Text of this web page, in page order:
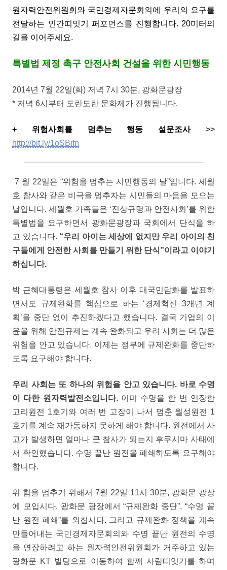
원자력안전위원회와 국민경제자문회의에 우리의 요구를
전달하는 인간띠잇기 퍼포먼스를 진행합니다. 20미터의
길을 이어주세요.
특별법 제정 촉구 안전사회 건설을 위한 시민행동
2014년 7월 22일(화) 저녁 7시 30분, 광화문광장
* 저녁 6시부터 도란도란 문화제가 진행됩니다.
+ 위험사회를 멈추는 행동 설문조사 >>
http://bit.ly/1oSBifn
7 월 22일은 “위험을 멈추는 시민행동의 날”입니다. 세월
호 참사와 같은 비극을 멈추자는 시민들의 마음을 모으는
날입니다. 세월호 가족들은 ‘진상규명과 안전사회’를 위한
특별법을 요구하면서 광화문광장과 국회에서 단식을 하
고 있습니다. “우리 아이는 세상에 없지만 우리 아이의 친
구들에게 안전한 사회를 만들기 위한 단식”이라고 이야기
하십니다.
박 근혜대통령은 세월호 참사 이후 대국민담화를 발표하
면서도 규제완화를 핵심으로 하는 ‘경제혁신 3개년 계
획’을 중단 없이 추진하겠다고 했습니다. 결국 기업의 이
윤을 위해 안전규제는 계속 완화되고 우리 사회는 더 많은
위험을 안고 있습니다. 이제는 정부에 규제완화를 중단하
도록 요구해야 합니다.
우리 사회는 또 하나의 위험을 안고 있습니다. 바로 수명
이 다한 원자력발전소입니다.이미 수명을 한 번 연장한
고리원전 1호기와 여러 번 고장이 나서 멈춘 월성원전 1
호기를 계속 재가동하지 못하게 해야 합니다. 원전에서 사
고가 발생하면 얼마나 큰 참사가 되는지 후쿠시마 사태에
서 확인했습니다. 수명 끝난 원전을 폐쇄하도록 요구해야
합니다.
위 험을 멈추기 위해서 7월 22일 11시 30분, 광화문 광장
에 모입시다. 광화문 광장에서 “규제완화 중단”, “수명 끝
난 원전 폐쇄”를 외칩시다. 그리고 규제완화 정책을 계속
만들어내는 국민경제자문회의와 수명 끝난 원전의 수명
을 연장하려고 하는 원자력안전위원회가 거주하고 있는
광화문 KT 빌딩으로 이동하여 함께 사람띠잇기를 하며